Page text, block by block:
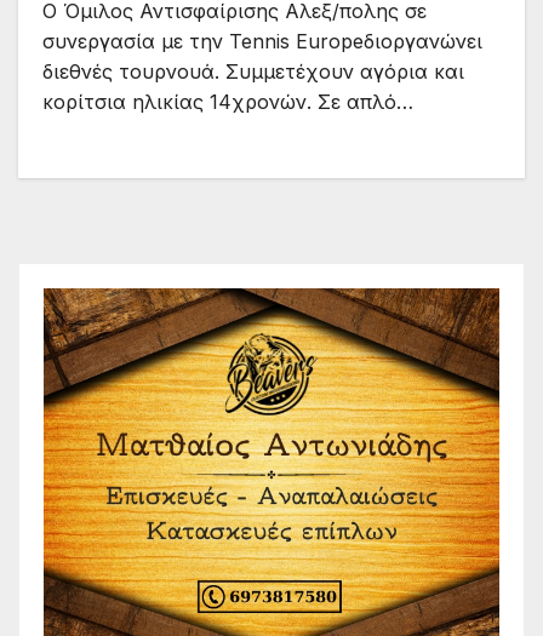
Ο Όμιλος Αντισφαίρισης Αλεξ/πολης σε
συνεργασία με την Tennis Europeδιοργανώνει
διεθνές τουρνουά. Συμμετέχουν αγόρια και
κορίτσια ηλικίας 14χρονών. Σε απλό…